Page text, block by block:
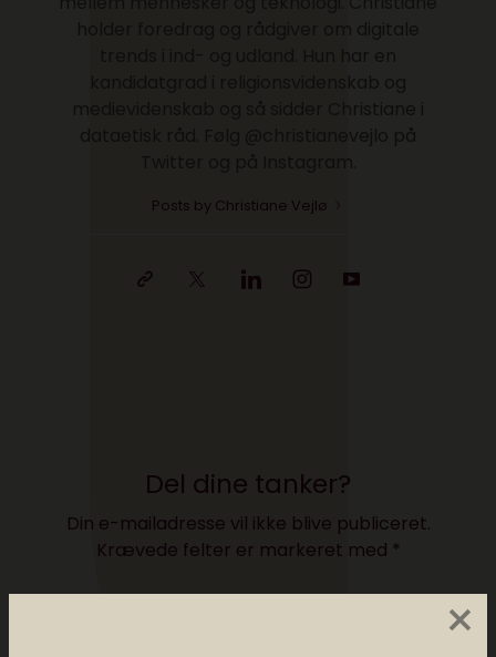
×
Posts by Christiane Vejlø
Del dine tanker?
Din e-mailadresse vil ikke blive publiceret.
Krævede felter er markeret med *